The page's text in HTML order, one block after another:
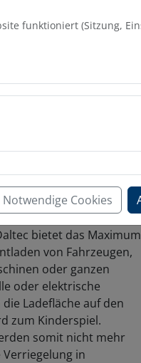
oder ganze
Die automatische
Fahrt.
„B“(siehe Reiter
bietet das Maximum
von Fahrzeugen,
oder ganzen
oder elektrische
Ladefläche auf den
zum Kinderspiel.
somit nicht mehr
in
funktioniert (Sitzung,
Notwendige Cookies